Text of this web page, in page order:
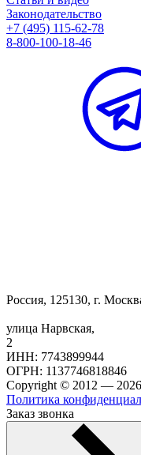
Законодательство
+7 (495) 115-62-78
8-800-100-18-46
Россия, 125130, г.
улица Нарвская,
2
ИНН: 7743899944
ОГРН: 1137746818846
Copyright © 2012 — 2026
Политика
Заказ звонка